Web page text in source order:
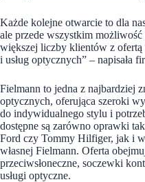
Każde kolejne otwarcie to dla
ale przede wszystkim możliwość
większej liczby klientów z
i usług optycznych” – napisała
Fielmann to jedna z najbardziej
optycznych, oferująca szeroki
do indywidualnego stylu i
dostępne są zarówno oprawki
Ford czy Tommy Hilfiger, jak i
własnej Fielmann. Oferta
przeciwsłoneczne, soczewki
usługi optyczne.